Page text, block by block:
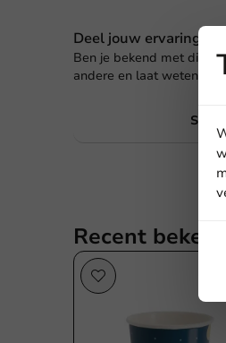
Deel jouw ervaring
Ben je bekend met dit
andere en laat weten
Recent bekeken